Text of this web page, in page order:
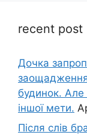
recent post
Дочка
будинок. Але
іншої мети.
Після слів